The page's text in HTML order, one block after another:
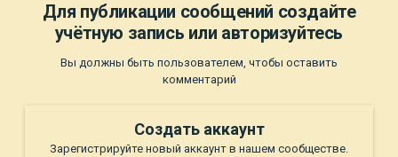
Для публикации сообщений создайте
учётную запись или авторизуйтесь
Вы должны быть пользователем, чтобы оставить
комментарий
Создать аккаунт
Зарегистрируйте новый аккаунт в нашем сообществе.